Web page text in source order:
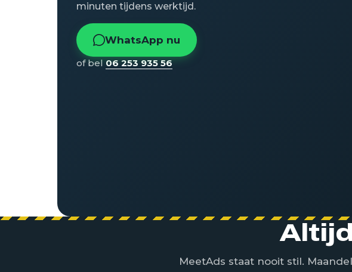
minuten tijdens werktijd.
WhatsApp nu
of bel06 253 935 56
MeetAds staat nooit stil.